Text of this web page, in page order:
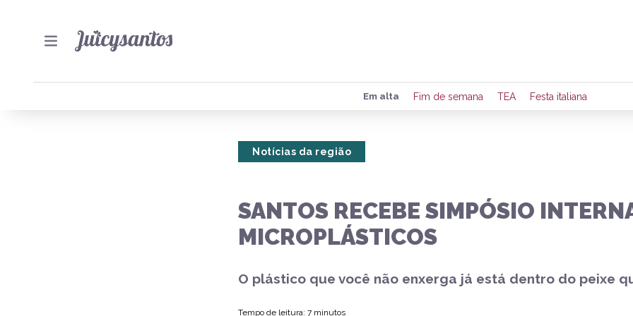
Preencha seus dados para
de eventos e notícias da região.
Em alta Fim de semana TEA Festa italiana
Notícias da região
SANTOS RECEBE SIMPÓSIO
MICROPLÁSTICOS
O plástico que você não enxerga já está dentro do peixe
Tempo de leitura: 7 minutos